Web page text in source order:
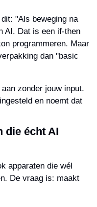
"Als beweging na
AI. Dat is een if-then
programmeren. Maar
dan "basic
zonder jouw input.
en noemt dat
die écht AI
apparaten die wél
De vraag is: maakt